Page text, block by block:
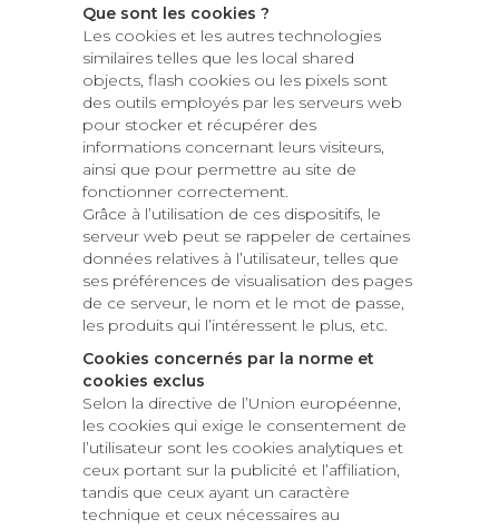
Que sont les cookies ?
Les cookies et les autres technologies
similaires telles que les local shared
objects, flash cookies ou les pixels sont
des outils employés par les serveurs web
pour stocker et récupérer des
informations concernant leurs visiteurs,
ainsi que pour permettre au site de
fonctionner correctement.
Grâce à l’utilisation de ces dispositifs, le
serveur web peut se rappeler de certaines
données relatives à l’utilisateur, telles que
ses préférences de visualisation des pages
de ce serveur, le nom et le mot de passe,
les produits qui l’intéressent le plus, etc.
Cookies concernés par la norme et
cookies exclus
Selon la directive de l’Union européenne,
les cookies qui exige le consentement de
l’utilisateur sont les cookies analytiques et
ceux portant sur la publicité et l’affiliation,
tandis que ceux ayant un caractère
technique et ceux nécessaires au